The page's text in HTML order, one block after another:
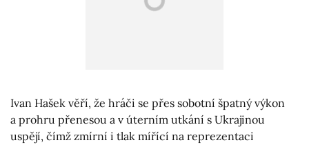
Ivan Hašek věří, že hráči se přes sobotní špatný výkon
a prohru přenesou a v úterním utkání s Ukrajinou
uspějí, čímž zmírní i tlak mířící na reprezentaci